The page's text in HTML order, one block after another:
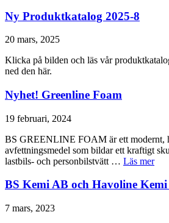
Ny Produktkatalog 2025-8
20 mars, 2025
Klicka på bilden och läs vår
ned den här.
Nyhet! Greenline Foam
19 februari, 2024
BS GREENLINE FOAM är ett modernt,
avfettningsmedel som bildar ett kraftigt
lastbils- och personbilstvätt … Läs mer
BS Kemi AB och Havoline
7 mars, 2023